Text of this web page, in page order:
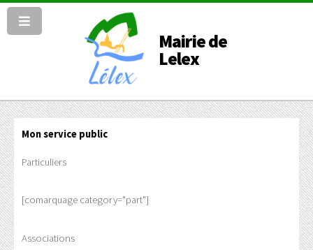
Mairie de
Lelex
Mon service public
Particuliers
[comarquage category="part"]
Associations